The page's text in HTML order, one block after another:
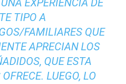
EXPERIENCIA DE
TIPO A
FAMILIARES QUE
APRECIAN LOS
QUE ESTA
LUEGO, LO